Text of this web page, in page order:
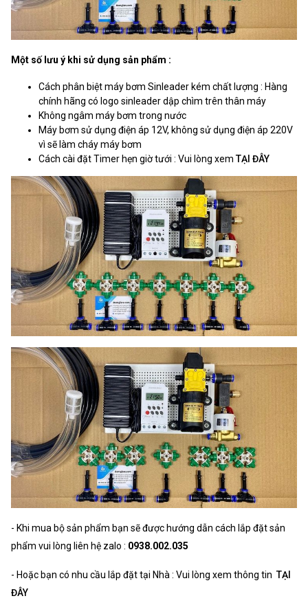
Một số lưu ý khi sử dụng sản phẩm :
Cách phân biệt máy bơm Sinleader kém chất lượng : Hàng
chính hãng có logo sinleader dập chìm trên thân máy
Không ngâm máy bơm trong nước
Máy bơm sử dụng điện áp 12V, không sử dụng điện áp 220V
vì sẽ làm cháy máy bơm
Cách cài đặt Timer hẹn giờ tưới : Vui lòng xemTẠI ĐÂY
- Khi mua bộ sản phẩm bạn sẽ được hướng dẫn cách lắp đặt sản
phẩm vui lòng liên hệ zalo : 0938.002.035
- Hoặc bạn có nhu cầu lắp đặt tại Nhà : Vui lòng xem thông tin TẠI
ĐÂY